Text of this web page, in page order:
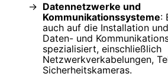
Datennetzwerke und
Kommunikationssysteme:
auch auf die Installation
Daten- und
spezialisiert, einschließlich
Netzwerkverkabelungen,
Sicherheitskameras.